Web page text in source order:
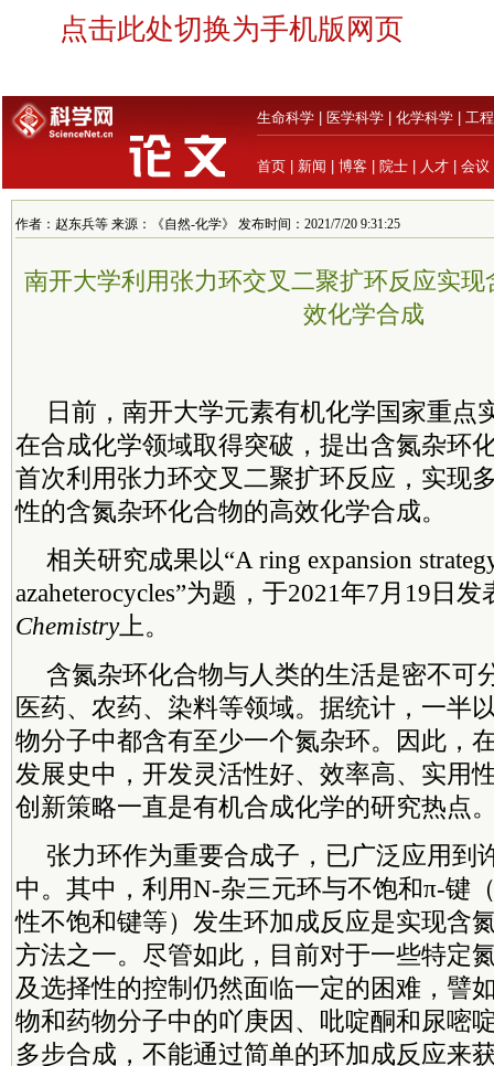
点击此处切换为手机版网页
生命科学 医学科学 化学科学 工
首页 新闻 博客 院士 人才 会议
作者：赵东兵等 来源：《自然-化学》 发布时间：2021/7/20 9:31:25
南开大学利用张力环交叉二聚扩环反应实
效化学合成
日前，南开大学元素有机化学国家重点
在合成化学领域取得突破，提出含氮杂环
首次利用张力环交叉二聚扩环反应，实现
性的含氮杂环化合物的高效化学合成。
相关研究成果以“A ring expansion
azaheterocycles”为题，于2021年7月19日发
Chemistry上。
含氮杂环化合物与人类的生活是密不可
医药、农药、染料等领域。据统计，一半
物分子中都含有至少一个氮杂环。因此，
发展史中，开发灵活性好、效率高、实用
创新策略一直是有机合成化学的研究热点
张力环作为重要合成子，已广泛应用到
中。其中，利用N-杂三元环与不饱和π-键
性不饱和键等）发生环加成反应是实现含
方法之一。尽管如此，目前对于一些特定
及选择性的控制仍然面临一定的困难，譬
物和药物分子中的吖庚因、吡啶酮和尿嘧
多步合成，不能通过简单的环加成反应来